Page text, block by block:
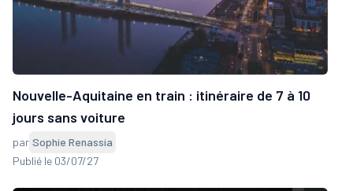
Nouvelle-Aquitaine en train : itinéraire de 7 à 10
jours sans voiture
par Sophie Renassia
Publié le 03/07/27